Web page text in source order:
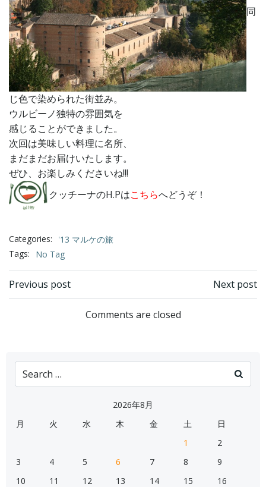
同
じ色で染められた街並み。
ウルビーノ独特の雰囲気を
感じることができました。
次回は美味しい料理に名所、
まだまだお届けいたします。
ぜひ、お楽しみくださいね!!!
クッチーナのH.Pはこちらへどうぞ！
Categories:
'13 マルケの旅
Tags:
No Tag
Post
navigation
Previous post
navigation
Next post
Comments are closed
Search
for:
2026年8月
月
火 水 木 金 土
日
1
2
3
4 5 6 7 8
9
10
11 12 13 14 15
16